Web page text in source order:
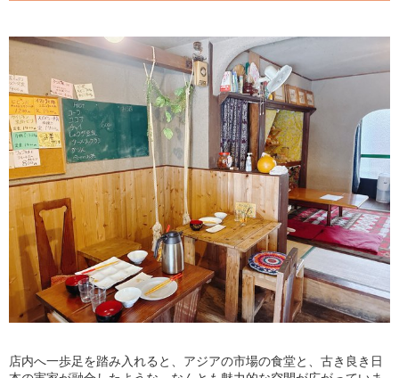
店内へ一歩足を踏み入れると、アジアの市場の食堂と、古き良き日